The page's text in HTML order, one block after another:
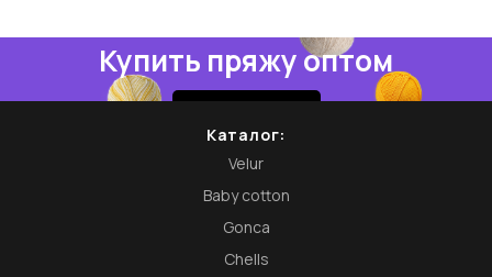
Купить пряжу оптом
Каталог:
Velur
Baby cotton
Gonca
Chells